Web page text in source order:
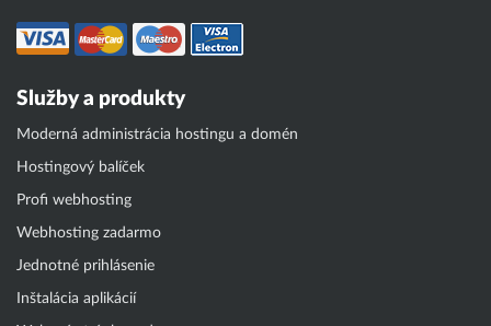
Služby a produkty
Moderná administrácia hostingu a domén
Hostingový balíček
Profi webhosting
Webhosting zadarmo
Jednotné prihlásenie
Inštalácia aplikácií